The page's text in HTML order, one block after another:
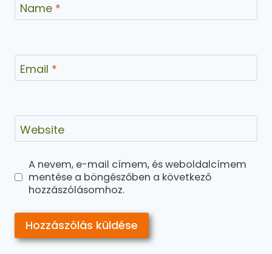
Name *
Email *
Website
A nevem, e-mail címem, és weboldalcímem
mentése a böngészőben a következő
hozzászólásomhoz.